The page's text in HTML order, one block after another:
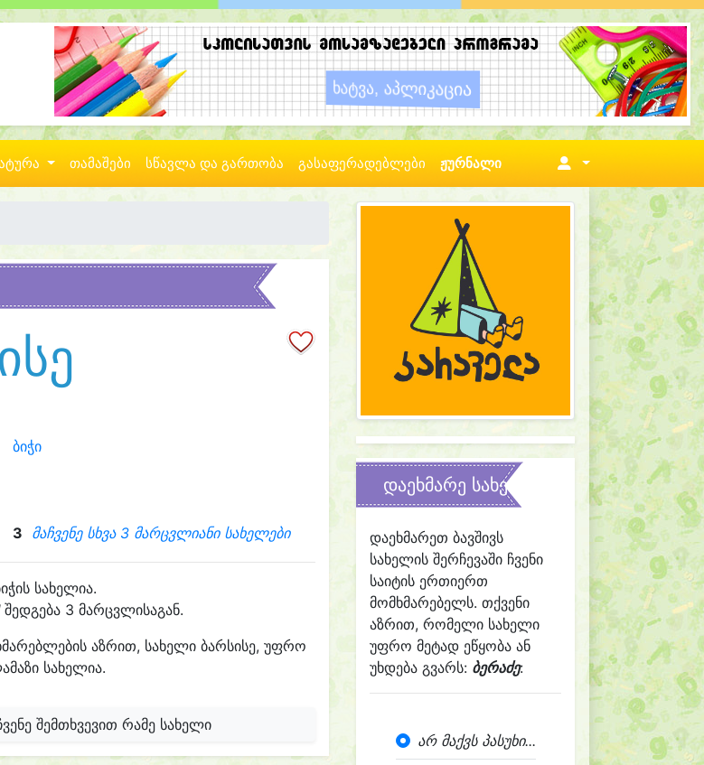
თამაშები სწავლა და გართობა გასაფერადებლები ჟურნალი
ბიჭი
3 მაჩვენე სხვა 3 მარცვლიანი სახელები
სახელია.
შედგება 3 მარცვლისაგან.
აზრით, სახელი ბარსისე, უფრო
სახელია.
შემთხვევით რამე სახელი
დაეხმარე სახელის შერჩევაში
დაეხმარეთ ბავშივს
სახელის შერჩევაში ჩვენი
საიტის ერთიერთ
მომხმარებელს. თქვენი
აზრით, რომელი სახელი
უფრო მეტად ეწყობა ან
უხდება გვარს: ბერაძე:
არ მაქვს პასუხი...